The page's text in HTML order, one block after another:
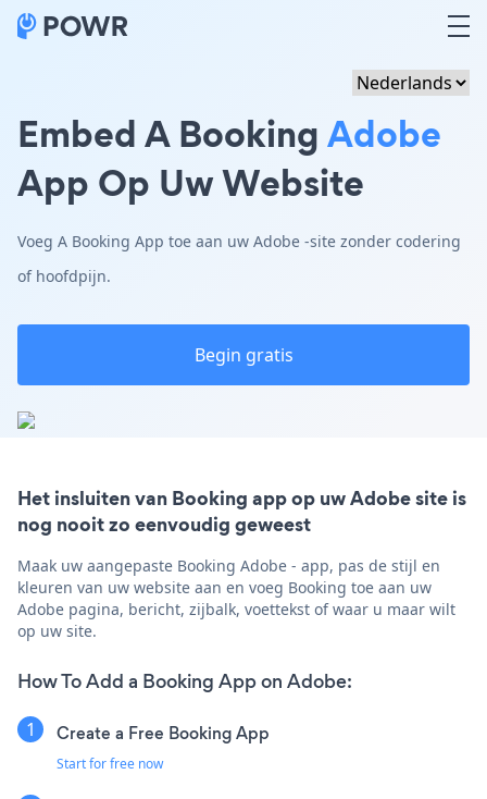
Embed A BookingAdobe
App Op Uw Website
Voeg A Booking App toe aan uw Adobe -site zonder codering
of hoofdpijn.
Begin gratis
Het insluiten van Booking app op uw Adobe site is
nog nooit zo eenvoudig geweest
Maak uw aangepaste Booking Adobe - app, pas de stijl en
kleuren van uw website aan en voeg Booking toe aan uw
Adobe pagina, bericht, zijbalk, voettekst of waar u maar wilt
op uw site.
How To Add a Booking App on Adobe:
Create a Free Booking App
Start for free now